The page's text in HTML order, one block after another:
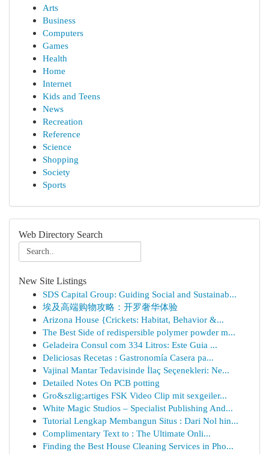
Arts
Business
Computers
Games
Health
Home
Internet
Kids and Teens
News
Recreation
Reference
Science
Shopping
Society
Sports
Web Directory Search
New Site Listings
SDS Capital Group: Guiding Social and Sustainab...
埃及高端购物攻略：开罗奢华体验
Arizona House {Crickets: Habitat, Behavior &...
The Best Side of redispersible polymer powder m...
Geladeira Consul com 334 Litros: Este Guia ...
Deliciosas Recetas : Gastronomía Casera pa...
Vajinal Mantar Tedavisinde İlaç Seçenekleri: Ne...
Detailed Notes On PCB potting
Gro&szlig;artiges FSK Video Clip mit sexgeiler...
White Magic Studios – Specialist Publishing And...
Tutorial Lengkap Membangun Situs : Dari Nol hin...
Complimentary Text to : The Ultimate Onli...
Finding the Best House Cleaning Services in Pho...